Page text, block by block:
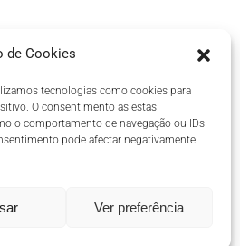
de Cookies
tecnologias como cookies para
O consentimento as estas
o comportamento de navegação ou IDs
pode afectar negativamente
Ver preferência